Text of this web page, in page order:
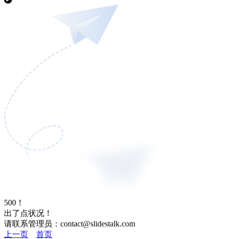
500！
出了点状况！
请联系管理员：contact@slidestalk.com
上一页
首页